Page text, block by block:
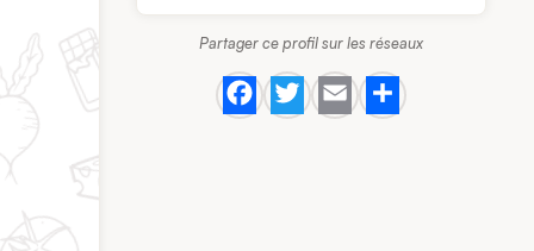
Partager ce profil sur les réseaux
Facebook
Twitter
EmailShare